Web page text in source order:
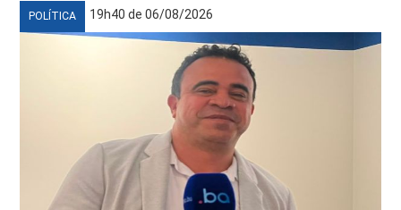
POLÍTICA 19h40 de 06/08/2026